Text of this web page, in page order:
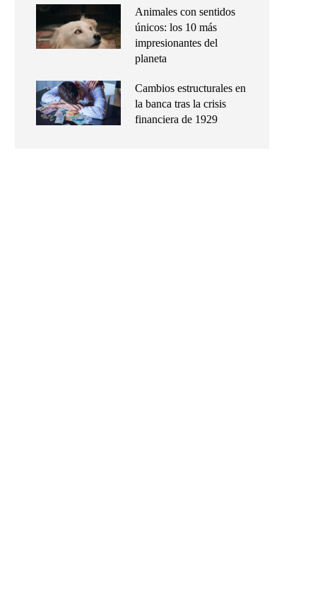
Animales con sentidos
únicos: los 10 más
impresionantes del
planeta
Cambios estructurales en
la banca tras la crisis
financiera de 1929